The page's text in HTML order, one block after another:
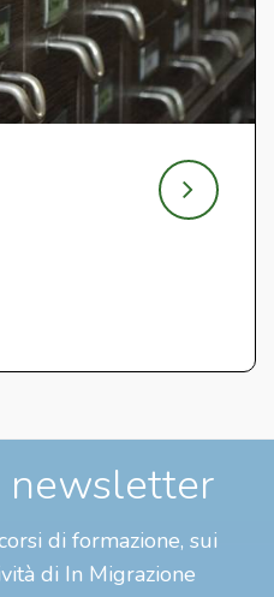
newsletter
di formazione, sui
di In Migrazione